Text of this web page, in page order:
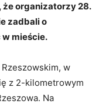
że organizatorzy 28.
zadbali o
mieście.
w
z 2-kilometrowym
Na